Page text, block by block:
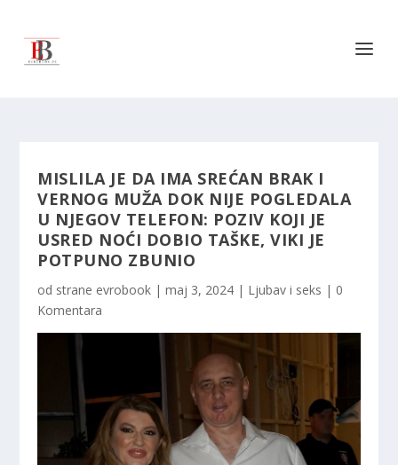
MISLILA JE DA IMA SREĆAN BRAK I
VERNOG MUŽA DOK NIJE POGLEDALA
U NJEGOV TELEFON: POZIV KOJI JE
USRED NOĆI DOBIO TAŠKE, VIKI JE
POTPUNO ZBUNIO
od strane evrobook |maj 3, 2024 | Ljubav i seks | 0
Komentara